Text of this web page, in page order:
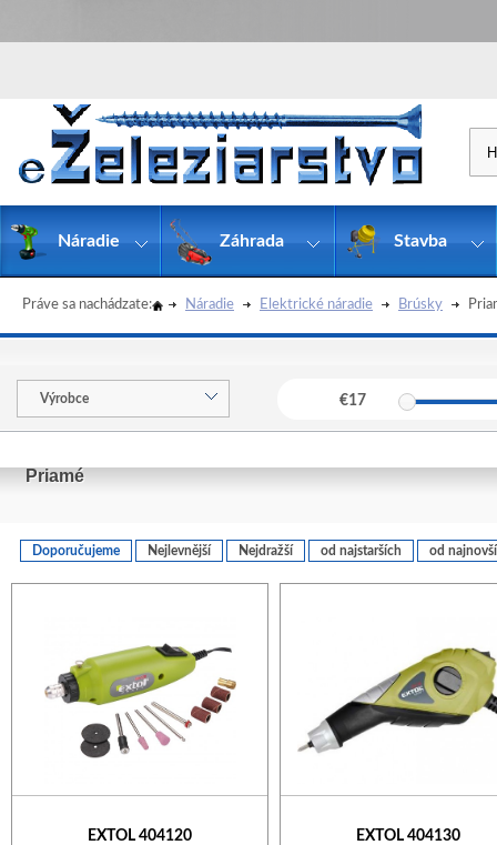
Práve sa nachádzate: Náradie Elektrické náradie Brúsky
Výrobce €17
Priamé
Doporučujeme Nejlevnější Nejdražší od najstarších od
EXTOL 404120 EXTOL 404130
Náradie Záhrada Stavba